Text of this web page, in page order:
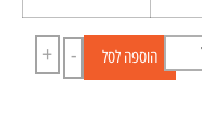
-
+ הוספה לסל